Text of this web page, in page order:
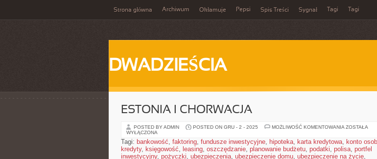
Strona główna Archiwum Okłamuje Pepsi Spis Treści Sygnał Tagi Tagi
DWADZIEŚCIA
ESTONIA I CHORWACJA
POSTED BY ADMIN POSTED ON GRU - 2 - 2025 MOŻLIWOŚĆ KOMENTOWANIA ESTONIA
ZOSTAŁA
WYŁĄCZONA
Tagi: bankowość, faktoring, fundusze inwestycyjne, hipoteka, karta kredytowa, konto
kredyty, księgowość, leasing, oszczędzanie, planowanie budżetu, podatki, polisa, portfel
inwestycyjny, pożyczki, ubezpieczenia, ubezpieczenie domu, ubezpieczenie na życie,